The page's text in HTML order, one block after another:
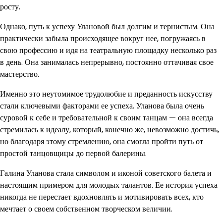
росту.
Однако, путь к успеху Улановой был долгим и тернистым. Она
практически забыла происходящее вокруг нее, погружаясь в
свою профессию и идя на театральную площадку несколько раз
в день. Она занималась непрерывно, постоянно оттачивая свое
мастерство.
Именно это неутомимое трудолюбие и преданность искусству
стали ключевыми факторами ее успеха. Уланова была очень
суровой к себе и требовательной к своим танцам — она всегда
стремилась к идеалу, который, конечно же, невозможно достичь,
но благодаря этому стремлению, она смогла пройти путь от
простой танцовщицы до первой балерины.
Галина Уланова стала символом и иконой советского балета и
настоящим примером для молодых талантов. Ее история успеха
никогда не перестает вдохновлять и мотивировать всех, кто
мечтает о своем собственном творческом величии.